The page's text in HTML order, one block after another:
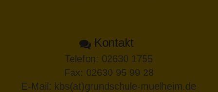
Kontakt
Telefon: 02630 1755
Fax: 02630 95 99 28
E-Mail: kbs(at)grundschule-muelheim.de